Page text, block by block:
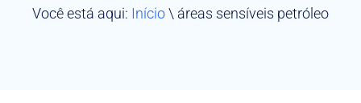
Você está aqui: Início\ áreas sensíveis petróleo